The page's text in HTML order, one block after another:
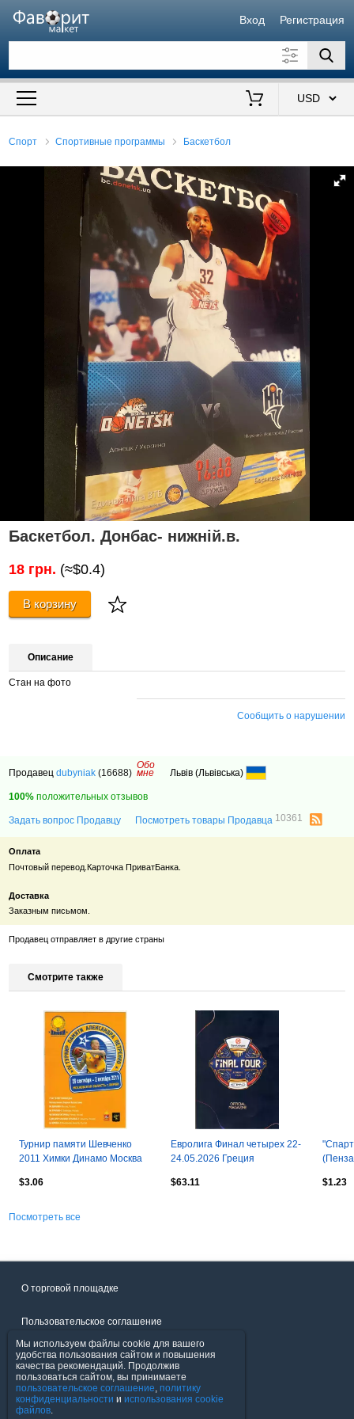
Вход Регистрация
Искать также в описании
Спорт Спортивные программы Баскетбол
Баскетбол. Донбас- нижній.в.
18 грн. (≈$0.4)
В корзину
Описание
Стан на фото
Сообщить о нарушении
Продавецdubyniak (16688)
Обо
мне Львів (Львівська)
100% положительных отзывов
Задать вопрос Продавцу Посмотреть товары Продавца 10361
Оплата
Почтовый перевод.Карточка ПриватБанка.
Доставка
Заказным письмом.
Продавец отправляет в другие страны
Смотрите также
Турнир памяти Шевченко
2011 Химки Динамо Москва
Казахстан
$3.06
Евролига Финал четырех 22-
24.05.2026 Греция
$63.11
$1.23
Посмотреть все
О торговой площадке
Пользовательское соглашение
Политика конфиденциальности
Продавцы
Мы используем файлы cookie для вашего
удобства пользования сайтом и повышения
качества рекомендаций. Продолжив
пользоваться сайтом, вы принимаете
пользовательское соглашение, политику
конфиденциальности и использования cookie
файлов.